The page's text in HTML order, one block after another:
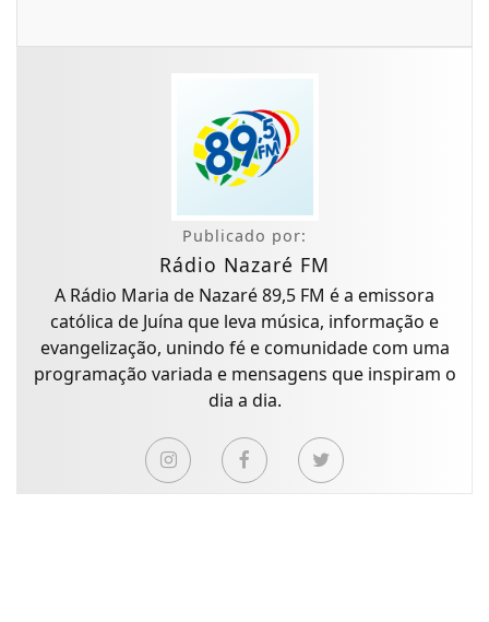
Publicado por:
Rádio Nazaré FM
A Rádio Maria de Nazaré 89,5 FM é a emissora
católica de Juína que leva música, informação e
evangelização, unindo fé e comunidade com uma
programação variada e mensagens que inspiram o
dia a dia.